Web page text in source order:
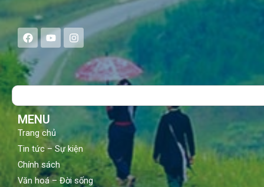
F
a
e
b
o
Y
o
t
u
b
I
n
s
a
g
Search
MENU
Trang chủ
Tin tức – Sự kiện
Chính sách
Văn hoá – Đời sống